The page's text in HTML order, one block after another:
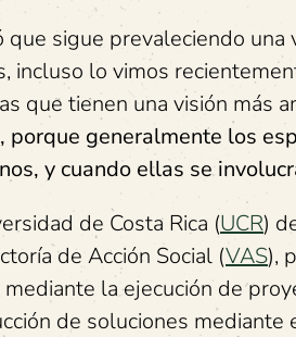
que sigue prevaleciendo
incluso lo vimos
que tienen una visión más
porque generalmente los
y cuando ellas se
de Costa Rica (UCR)
de Acción Social (VAS),
mediante la ejecución de
de soluciones